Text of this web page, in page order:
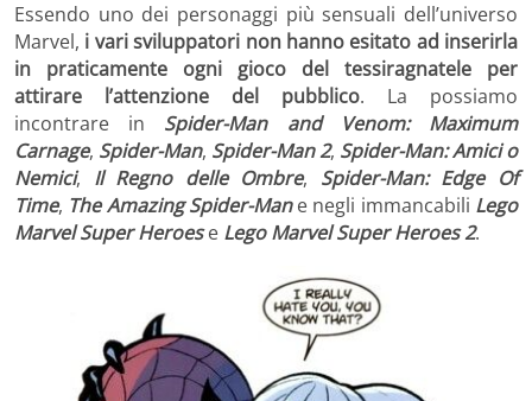
Essendo uno dei personaggi più sensuali dell’universo
Marvel, i vari sviluppatori non hanno esitato ad inserirla
in praticamente ogni gioco del tessiragnatele per
attirare l’attenzione del pubblico. La possiamo
incontrare in Spider-Man and Venom: Maximum
Carnage, Spider-Man, Spider-Man 2, Spider-Man: Amici o
Nemici, Il Regno delle Ombre, Spider-Man: Edge Of
Time, The Amazing Spider-Man e negli immancabili Lego
Marvel Super Heroese Lego Marvel Super Heroes 2.